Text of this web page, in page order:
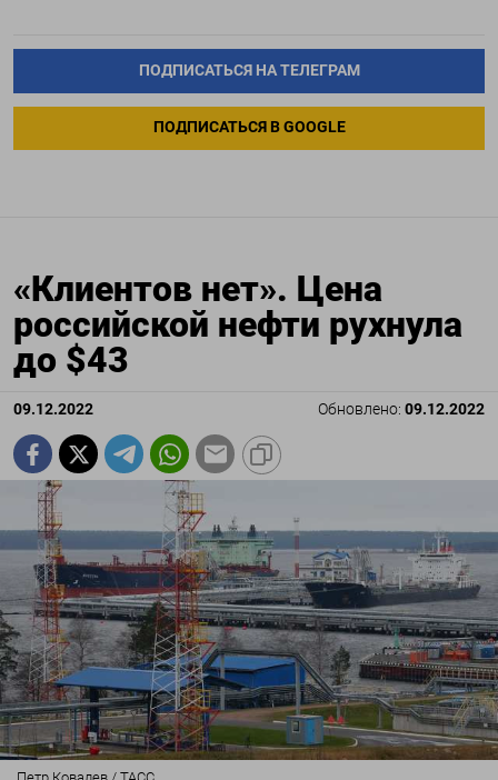
ПОДПИСАТЬСЯ НА ТЕЛЕГРАМ
ПОДПИСАТЬСЯ В GOOGLE
«Клиентов нет». Цена
российской нефти рухнула
до $43
09.12.2022 Обновлено: 09.12.2022